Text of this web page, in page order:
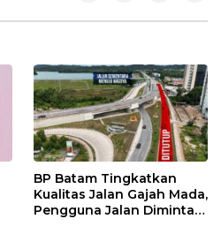
BP Batam Tingkatkan
Kualitas Jalan Gajah Mada,
Pengguna Jalan Diminta